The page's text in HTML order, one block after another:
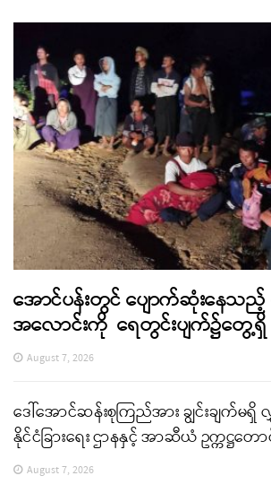
အောင်ပန်းတွင် ပျောက်ဆုံးနေသ
အလောင်းကို ရေတွင်းပျက်၌တွေ့ရှိ
August 7, 2026
ဒေါ်အောင်ဆန်းစုကြည်အား ချွင်းချက်မရှိ
နိုင်ငံခြားရေး ဌာနနှင့် အာဆီယံ ဥက္ကဋ္ဌတေ
August 7, 2026